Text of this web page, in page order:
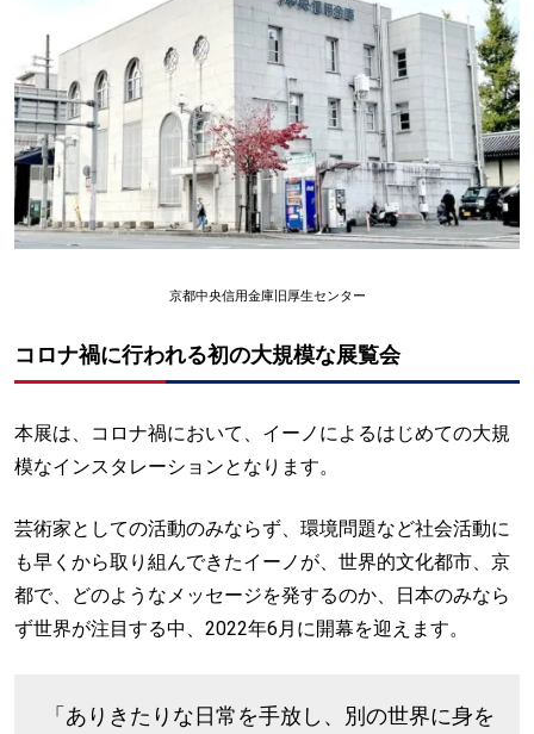
京都中央信用金庫旧厚生センター
コロナ禍に行われる初の大規模な展覧会
本展は、コロナ禍において、イーノによるはじめての大規
模なインスタレーションとなります。
芸術家としての活動のみならず、環境問題など社会活動に
も早くから取り組んできたイーノが、世界的文化都市、京
都で、どのようなメッセージを発するのか、日本のみなら
ず世界が注目する中、2022年6月に開幕を迎えます。
「ありきたりな日常を手放し、別の世界に身を